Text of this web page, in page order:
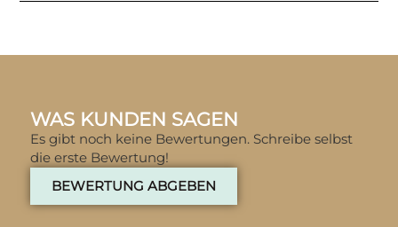
WAS KUNDEN SAGEN
Es gibt noch keine Bewertungen. Schreibe selbst
die erste Bewertung!
BEWERTUNG ABGEBEN